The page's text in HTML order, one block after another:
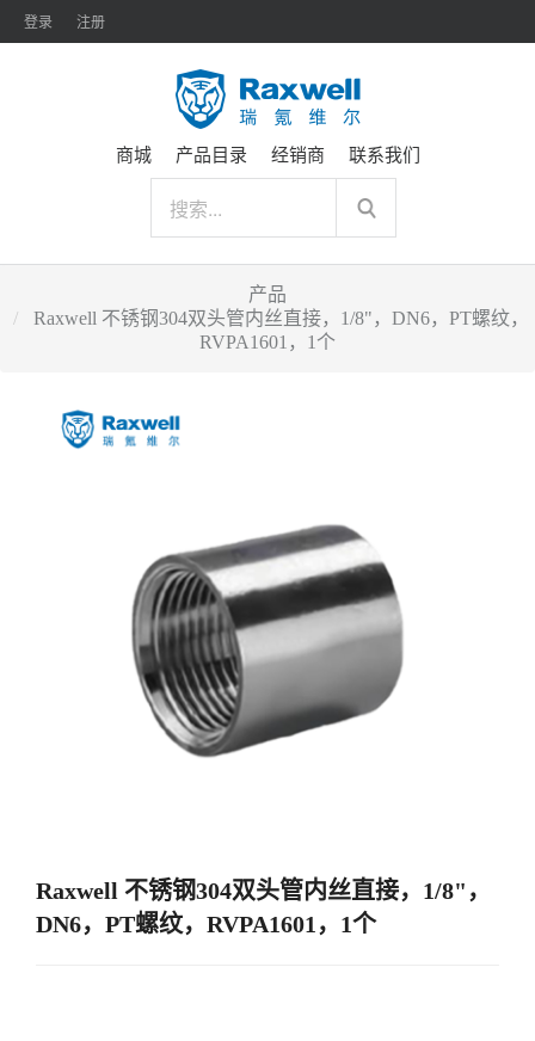
登录 注册
商城 产品目录 经销商 联系我们
产品
Raxwell 不锈钢304双头管内丝直接，1/8"，DN6，PT螺纹，
RVPA1601，1个
Raxwell 不锈钢304双头管内丝直接，1/8"，
DN6，PT螺纹，RVPA1601，1个